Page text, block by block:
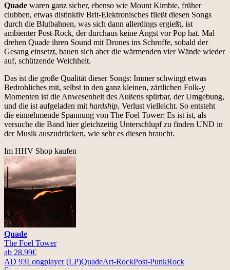
Quade waren ganz sicher, ebenso wie Mount Kimbie, früher
clubben, etwas distinktiv Brit-Elektronisches fließt diesen Songs
durch die Blutbahnen, was sich dann allerdings ergießt, ist
ambienter Post-Rock, der durchaus keine Angst vor Pop hat. Mal
drehen Quade ihren Sound mit Drones ins Schroffe, sobald der
Gesang einsetzt, bauen sich aber die wärmenden vier Wände wieder
auf, schützende Weichheit.
Das ist die große Qualität dieser Songs: Immer schwingt etwas
Bedrohliches mit, selbst in den ganz kleinen, zärtlichen Folk-y
Momenten ist die Anwesenheit des Außens spürbar, der Umgebung,
und die ist aufgeladen mit hardship, Verlust vielleicht. So entsteht
die einnehmende Spannung von The Foel Tower: Es ist ist, als
versuche die Band hier gleichzeitig Unterschlupf zu finden UND in
der Musik auszudrücken, wie sehr es diesen braucht.
Im HHV Shop kaufen
Quade
The Foel Tower
ab 28.99€
AD 93Longplayer (LP)QuadeArt-RockPost-PunkRock